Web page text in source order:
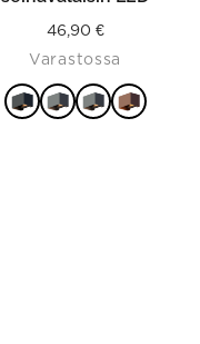
VALITSE
46,90 €
Varastossa